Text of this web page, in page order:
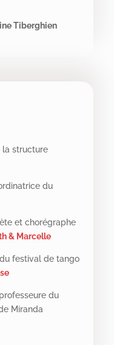
Tiberghien
structure
du
et chorégraphe
& Marcelle
festival de tango
du
Miranda